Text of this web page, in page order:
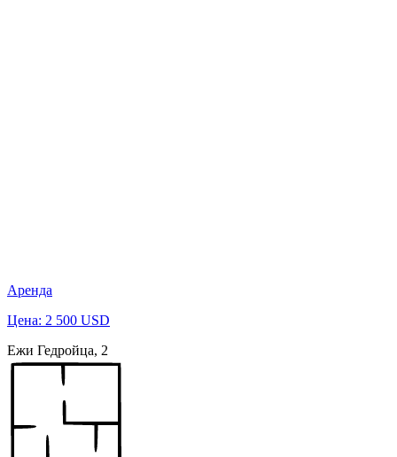
Аренда
Цена: 2 500 USD
Ежи Гедройца, 2